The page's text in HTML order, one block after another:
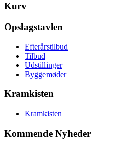
Kurv
Opslagstavlen
Efterårstilbud
Tilbud
Udstillinger
Byggemøder
Kramkisten
Kramkisten
Kommende Nyheder